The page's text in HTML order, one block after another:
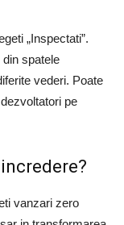
„Inspectati”.
spatele
vederi. Poate
pe
vanzari zero